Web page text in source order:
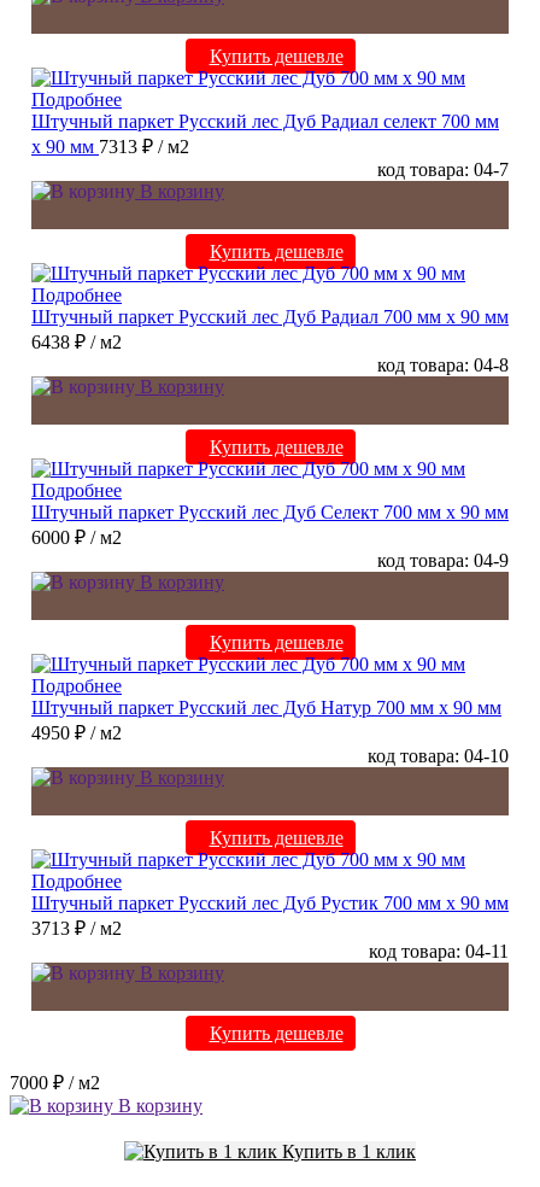
Купить дешевле
Подробнее
Штучный паркет Русский лес Дуб Радиал cелект 700 мм
х 90 мм 7313 ₽ / м2
код товара: 04-7
В корзину
Купить дешевле
Подробнее
Штучный паркет Русский лес Дуб Радиал 700 мм х 90 мм
6438 ₽ / м2
код товара: 04-8
В корзину
Купить дешевле
Подробнее
Штучный паркет Русский лес Дуб Селект 700 мм х 90 мм
6000 ₽ / м2
код товара: 04-9
В корзину
Купить дешевле
Подробнее
Штучный паркет Русский лес Дуб Натур 700 мм х 90 мм
4950 ₽ / м2
код товара: 04-10
В корзину
Купить дешевле
Подробнее
Штучный паркет Русский лес Дуб Рустик 700 мм х 90 мм
3713 ₽ / м2
код товара: 04-11
В корзину
Купить дешевле
7000 ₽ / м2
В корзину
Купить в 1 клик